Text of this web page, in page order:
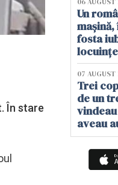
În stare
Un
fosta
07
Trei
de un
aveau